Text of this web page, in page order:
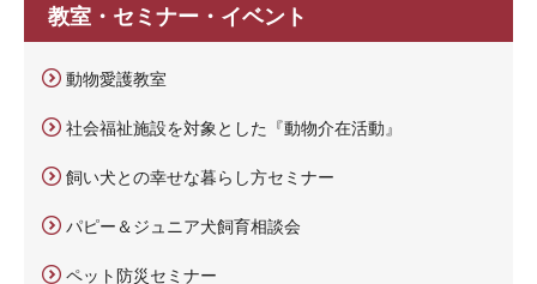
教室・セミナー・イベント
動物愛護教室
社会福祉施設を対象とした『動物介在活動』
飼い犬との幸せな暮らし方セミナー
パピー＆ジュニア犬飼育相談会
ペット防災セミナー